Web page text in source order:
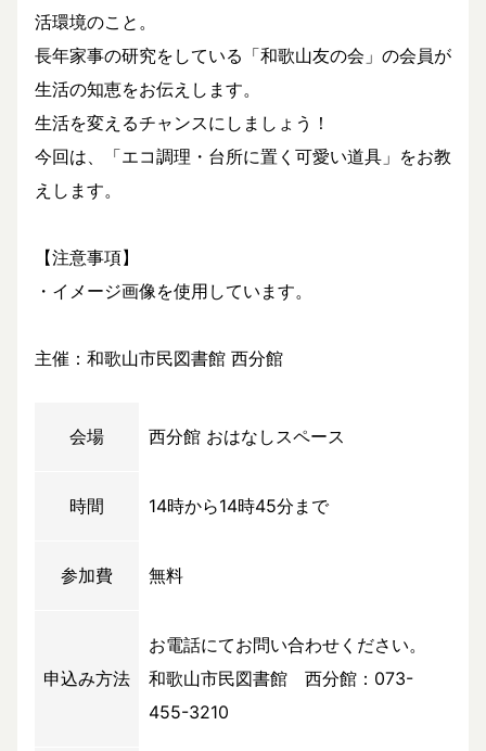
活環境のこと。
長年家事の研究をしている「和歌山友の会」の会員が
生活の知恵をお伝えします。
生活を変えるチャンスにしましょう！
今回は、「エコ調理・台所に置く可愛い道具」をお教
えします。
【注意事項】
・イメージ画像を使用しています。
主催：和歌山市民図書館 西分館
会場 西分館 おはなしスペース
時間 14時から14時45分まで
参加費 無料
申込み方法
お電話にてお問い合わせください。
和歌山市民図書館 西分館：073-
455-3210